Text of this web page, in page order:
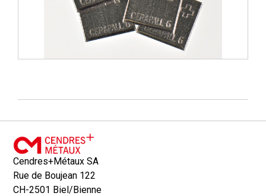
Cendres+Métaux SA
Rue de Boujean 122
CH-2501 Biel/Bienne